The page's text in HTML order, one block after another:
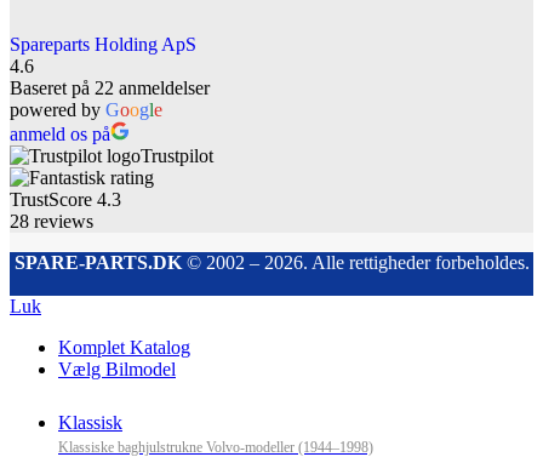
Spareparts Holding ApS
4.6
Baseret på 22 anmeldelser
powered by Google
anmeld os på
Trustpilot
TrustScore 4.3
28 reviews
SPARE-PARTS.DK© 2002 – 2026. Alle rettigheder forbeholdes.
Luk
Komplet Katalog
Vælg Bilmodel
Klassisk
Klassiske baghjulstrukne Volvo-modeller (1944–1998)